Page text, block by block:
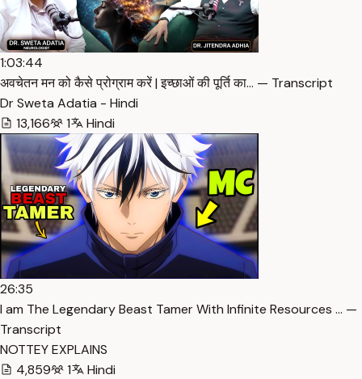
1:03:44
अवचेतन मन को कैसे प्रोग्राम करें | इच्छाओं की पूर्ति का… — Transcript
Dr Sweta Adatia - Hindi
13,166
1 Hindi
26:35
I am The Legendary Beast Tamer With Infinite Resources … —
Transcript
NOTTEY EXPLAINS
4,859
1 Hindi